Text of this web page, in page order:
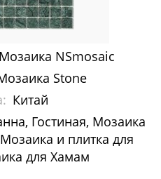
Mosaic
Мозаика NSmosaic
Stone
Китай
Гостиная, Мозаика
и плитка для
фасада, Мозаика для Хамам